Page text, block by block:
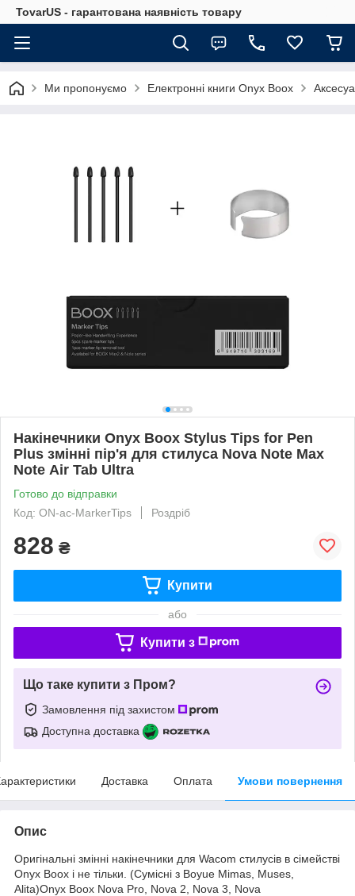
TovarUS - гарантована наявність товару
Ми пропонуємо Електронні книги Onyx Boox
Накінечники Onyx Boox Stylus Tips for Pen
Plus змінні пір'я для стилуса Nova Note Max
Note Air Tab Ultra
Готово до відправки
Код: ON-ac-MarkerTips
Роздріб
828 ₴
Купити
або
Купити з
Що таке купити з Пром?
Замовлення під захистом
Доступна доставка
Доставка Оплата Умови повернення
Опис
Оригінальні змінні накінечники для Wacom стилусів в сімействі
Onyx Boox і не тільки. (Сумісні з Boyue Mimas, Muses,
Alita)Onyx Boox Nova Pro, Nova 2, Nova 3, Nova